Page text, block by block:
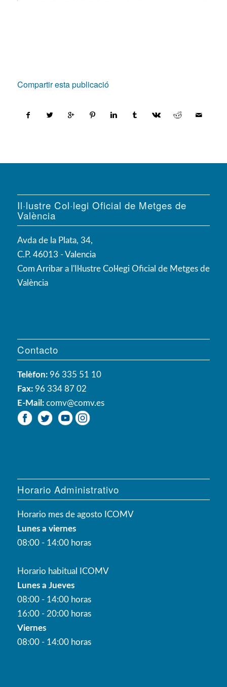
Compartir esta publicació
Il·lustre Col·legi Oficial de Metges de
València
Avda de la Plata, 34,
C.P. 46013 - Valencia
Com Arribar a l'Il·lustre Col·legi Oficial de Metges de
València
Contacto
Telèfon: 96 335 51 10
Fax:96 334 87 02
E-Mail: comv@comv.es
Horario Administrativo
Horario mes de agosto ICOMV
Lunes a viernes
08:00 - 14:00 horas
Horario habitual ICOMV
Lunes a Jueves
08:00 - 14:00 horas
16:00 - 20:00 horas
Viernes
08:00 - 14:00 horas